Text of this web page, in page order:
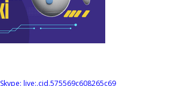
Skype: live:.cid.575569c608265c69